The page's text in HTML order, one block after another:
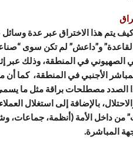
و”داعش” لم تكن سوى “صناعة
الصهيوني في المنطقة، وذلك عبر
الأجنبي في المنطقة، كما أن
مصطلحات براقة مثل ما يسمى
بالإضافة إلى استغلال
من داخل الأمة (أنظمة، جماعات،
المباشرة.